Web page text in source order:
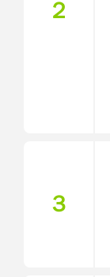
２
３